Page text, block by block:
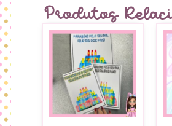
Produtos